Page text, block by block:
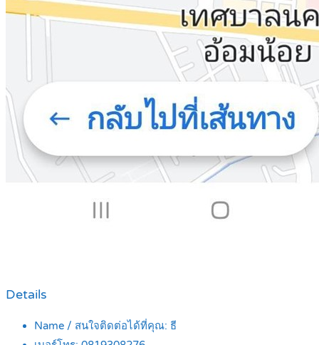
Details
Name / สนใจติดต่อได้ที่คุณ: ธี